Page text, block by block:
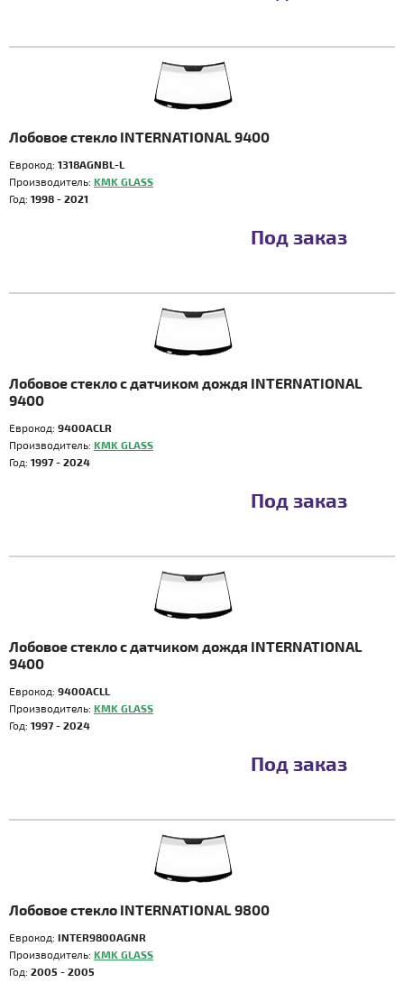
Лобовое стекло INTERNATIONAL 9400
Еврокод: 1318AGNBL-L
Производитель: KMK GLASS
Год: 1998 - 2021
Под заказ
Лобовое стекло с датчиком дождя INTERNATIONAL
9400
Еврокод: 9400ACLR
Производитель: KMK GLASS
Год: 1997 - 2024
Под заказ
Лобовое стекло с датчиком дождя INTERNATIONAL
9400
Еврокод: 9400ACLL
Производитель: KMK GLASS
Год: 1997 - 2024
Под заказ
Лобовое стекло INTERNATIONAL 9800
Еврокод: INTER9800AGNR
Производитель: KMK GLASS
Год: 2005 - 2005